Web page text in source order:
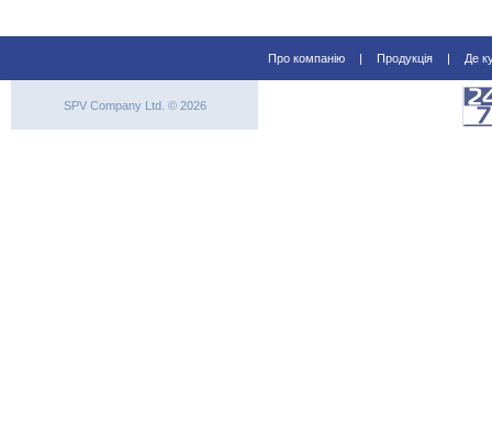
Про компанію | Продукція | Де
SPV Company Ltd. © 2026